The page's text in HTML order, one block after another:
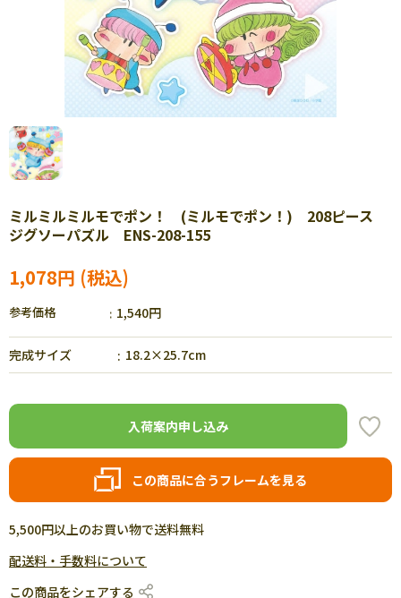
ミルミルミルモでポン！ (ミルモでポン！) 208ピース
ジグソーパズル ENS-208-155
1,078円
参考価格 1,540円
完成サイズ 18.2×25.7cm
入荷案内申し込み
この商品に合うフレームを見る
5,500円以上のお買い物で送料無料
配送料・手数料について
この商品をシェアする